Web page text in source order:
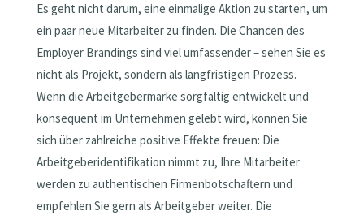
Es geht nicht darum, eine einmalige Aktion zu starten, um
ein paar neue Mitarbeiter zu finden. Die Chancen des
Employer Brandings sind viel umfassender – sehen Sie es
nicht als Projekt, sondern als langfristigen Prozess.
Wenn die Arbeitgebermarke sorgfältig entwickelt und
konsequent im Unternehmen gelebt wird, können Sie
sich über zahlreiche positive Effekte freuen: Die
Arbeitgeberidentifikation nimmt zu, Ihre Mitarbeiter
werden zu authentischen Firmenbotschaftern und
empfehlen Sie gern als Arbeitgeber weiter. Die